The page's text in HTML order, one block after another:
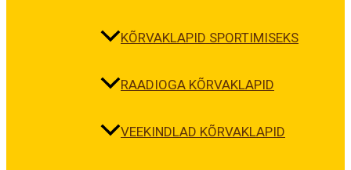
KÕRVAKLAPID SPORTIMISEKS
RAADIOGA KÕRVAKLAPID
VEEKINDLAD KÕRVAKLAPID